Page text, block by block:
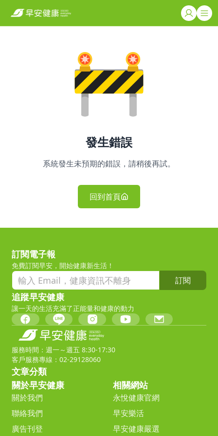
發生錯誤
系統發生未預期的錯誤，請稍後再試。
回到首頁
訂閱電子報
免費訂閱早安，開始健康新生活！
訂閱
追蹤早安健康
讓一天的生活充滿了正能量和健康的動力
服務時間：週一～週五 8:30-17:30
客戶服務專線：02-29128060
文章分類
關於早安健康
關於我們
聯絡我們
廣告刊登
相關網站
永悅健康官網
早安樂活
早安健康嚴選